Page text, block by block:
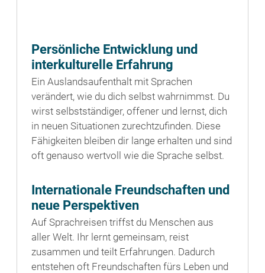
Persönliche Entwicklung und
interkulturelle Erfahrung
Ein Auslandsaufenthalt mit Sprachen
verändert, wie du dich selbst wahrnimmst. Du
wirst selbstständiger, offener und lernst, dich
in neuen Situationen zurechtzufinden. Diese
Fähigkeiten bleiben dir lange erhalten und sind
oft genauso wertvoll wie die Sprache selbst.
Internationale Freundschaften und
neue Perspektiven
Auf Sprachreisen triffst du Menschen aus
aller Welt. Ihr lernt gemeinsam, reist
zusammen und teilt Erfahrungen. Dadurch
entstehen oft Freundschaften fürs Leben und